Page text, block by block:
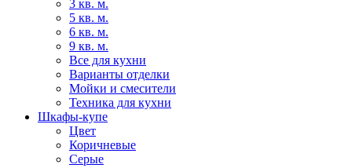
3 кв. м.
5 кв. м.
6 кв. м.
9 кв. м.
Все для кухни
Варианты отделки
Мойки и смесители
Техника для кухни
Шкафы-купе
Цвет
Коричневые
Серые